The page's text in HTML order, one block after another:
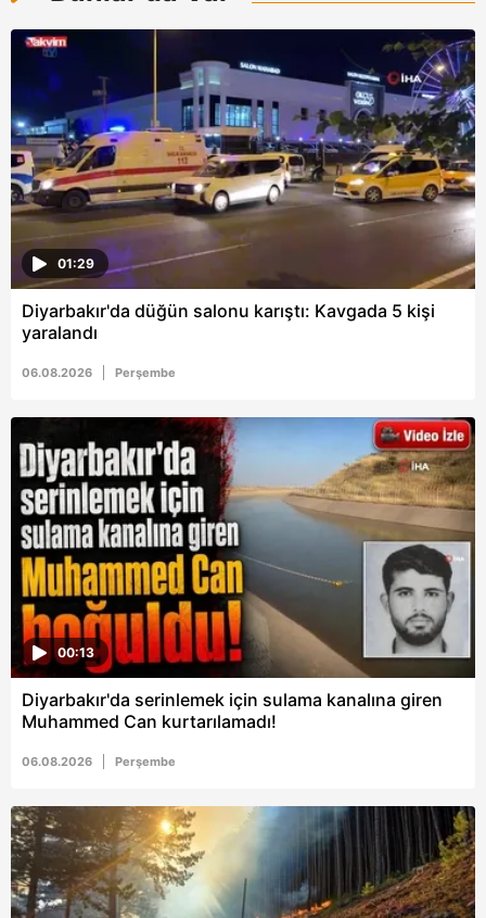
sınırlı olarak açık rızanız dahilinde kullanılacaktır.
Çerezlere ilişkin tercihlerinizi aşağıda yer alan panel
vasıtasıyla belirleyebilirsiniz. Çerezlere ilişkin detaylı bilgi
için Ayarlar butonuna tıklayabilir, Çerez Bilgilendirme
Metnimiziziyaret edebilirsiniz.
6698 sayılı Kişisel Verilerin Korunması Kanunu uyarınca
hazırlanmış Aydınlatma Metnimizi okumak ve sitemizde
ilgili mevzuata uygun olarak kullanılan çerezlerle ilgili bilgi
almak için lütfentıklayınız.
01:29
Diyarbakır'da düğün salonu karıştı: Kavgada 5 kişi
yaralandı
06.08.2026 Perşembe
00:13
Diyarbakır'da serinlemek için sulama kanalına giren
Muhammed Can kurtarılamadı!
06.08.2026 Perşembe